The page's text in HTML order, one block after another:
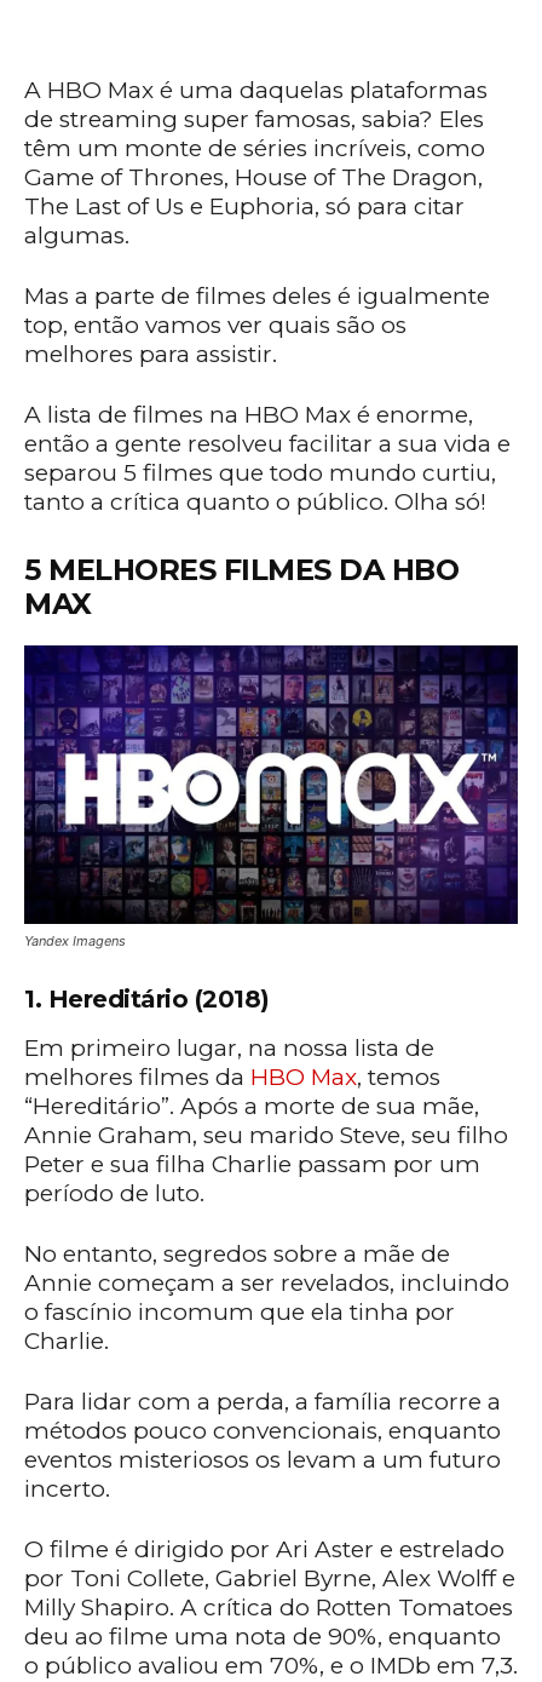
A HBO Max é uma daquelas plataformas
de streaming super famosas, sabia? Eles
têm um monte de séries incríveis, como
Game of Thrones, House of The Dragon,
The Last of Us e Euphoria, só para citar
algumas.
Mas a parte de filmes deles é igualmente
top, então vamos ver quais são os
melhores para assistir.
A lista de filmes na HBO Max é enorme,
então a gente resolveu facilitar a sua vida e
separou 5 filmes que todo mundo curtiu,
tanto a crítica quanto o público. Olha só!
5 MELHORES FILMES DA HBO
MAX
Yandex Imagens
1. Hereditário (2018)
Em primeiro lugar, na nossa lista de
melhores filmes da HBO Max, temos
“Hereditário”. Após a morte de sua mãe,
Annie Graham, seu marido Steve, seu filho
Peter e sua filha Charlie passam por um
período de luto.
No entanto, segredos sobre a mãe de
Annie começam a ser revelados, incluindo
o fascínio incomum que ela tinha por
Charlie.
Para lidar com a perda, a família recorre a
métodos pouco convencionais, enquanto
eventos misteriosos os levam a um futuro
incerto.
O filme é dirigido por Ari Aster e estrelado
por Toni Collete, Gabriel Byrne, Alex Wolff e
Milly Shapiro. A crítica do Rotten Tomatoes
deu ao filme uma nota de 90%, enquanto
o público avaliou em 70%, e o IMDb em 7,3.